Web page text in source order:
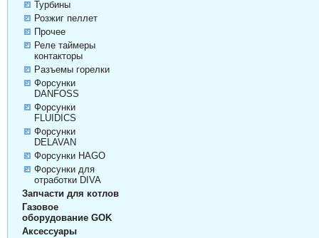
Турбины
Розжиг пеллет
Прочее
Реле таймеры
контакторы
Разъемы горелки
Форсунки
DANFOSS
Форсунки
FLUIDICS
Форсунки
DELAVAN
Форсунки HAGO
Форсунки для
отработки DIVA
Запчасти для котлов
Газовое
оборудование GOK
Аксессуары